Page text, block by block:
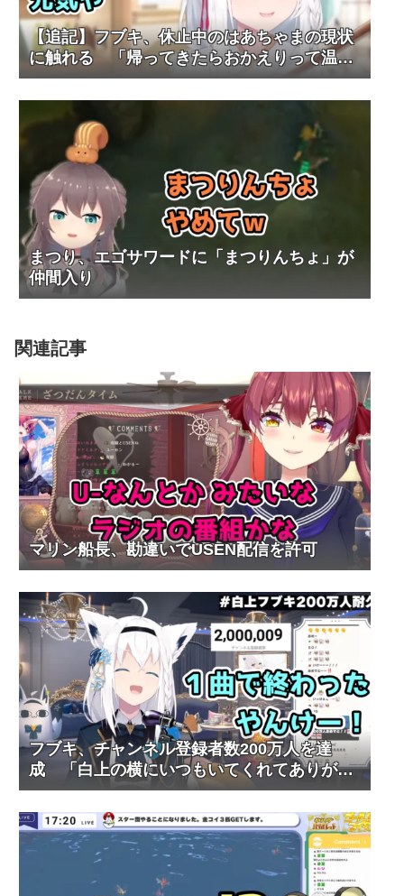
【追記】フブキ、休止中のはあちゃまの現状
に触れる 「帰ってきたらおかえりって温か
くお迎えしましょ」
まつり、エゴサワードに「まつりんちょ」が
仲間入り
関連記事
マリン船長、勘違いでUSEN配信を許可
フブキ、チャンネル登録者数200万人を達
成 「白上の横にいつもいてくれてありがと
う」